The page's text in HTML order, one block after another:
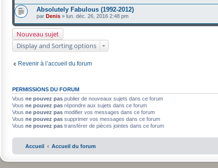
Absolutely Fabulous (1992-2012)
par Denis » lun. déc. 26, 2016 2:48 pm
Nouveau sujet
Display and Sorting options
Revenir à l’accueil du forum
PERMISSIONS DU FORUM
Vous ne pouvez pas publier de nouveaux sujets dans ce forum
Vous ne pouvez pas répondre aux sujets dans ce forum
Vous ne pouvez pas modifier vos messages dans ce forum
Vous ne pouvez pas supprimer vos messages dans ce forum
Vous ne pouvez pas transférer de pièces jointes dans ce forum
Accueil Accueil du forum